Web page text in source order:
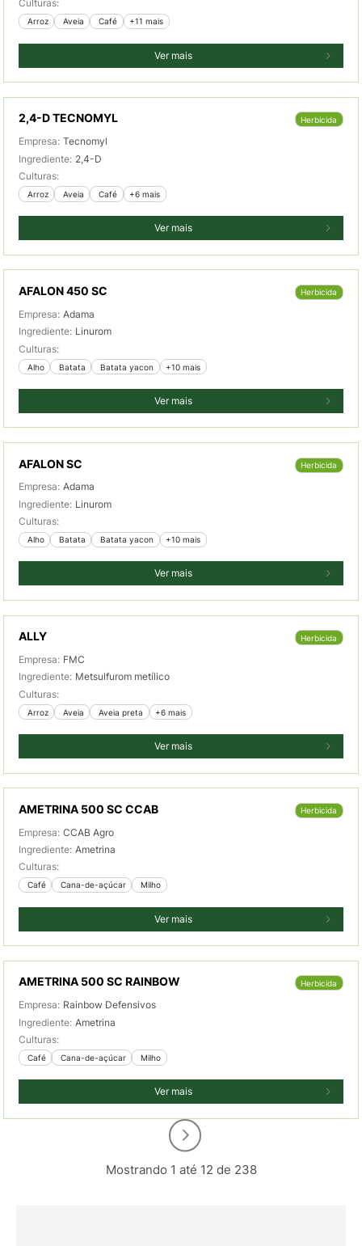
Culturas:
Arroz Aveia Café +11 mais
Ver mais
2,4-D TECNOMYL Herbicida
Empresa: Tecnomyl
Ingrediente: 2,4-D
Culturas:
Arroz Aveia Café +6 mais
Ver mais
AFALON 450 SC Herbicida
Empresa: Adama
Ingrediente: Linurom
Culturas:
Alho Batata Batata yacon +10 mais
Ver mais
AFALON SC Herbicida
Empresa: Adama
Ingrediente: Linurom
Culturas:
Alho Batata Batata yacon +10 mais
Ver mais
ALLY Herbicida
Empresa: FMC
Ingrediente: Metsulfurom metílico
Culturas:
Arroz Aveia Aveia preta +6 mais
Ver mais
AMETRINA 500 SC CCAB Herbicida
Empresa: CCAB Agro
Ingrediente: Ametrina
Culturas:
Café Cana-de-açúcar Milho
Ver mais
AMETRINA 500 SC RAINBOW Herbicida
Empresa: Rainbow Defensivos
Ingrediente: Ametrina
Culturas:
Café Cana-de-açúcar Milho
Ver mais
Mostrando 1 até 12 de 238